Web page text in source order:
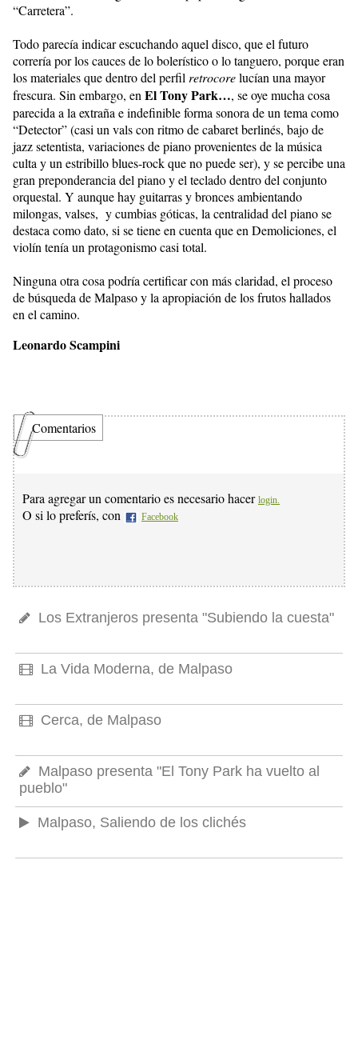
“Carretera”.
Todo parecía indicar escuchando aquel disco, que el futuro
correría por los cauces de lo bolerístico o lo tanguero, porque eran
los materiales que dentro del perfilretrocorelucían una mayor
frescura. Sin embargo, enElTonyPark…, se oye mucha cosa
parecida a la extraña e indefinible forma sonora de un tema como
“Detector” (casi un vals con ritmo de cabaret berlinés, bajo de
jazz setentista, variaciones de piano provenientes de la música
culta y un estribillo blues-rock que no puede ser), y se percibe una
gran preponderancia del piano y el teclado dentro del conjunto
orquestal. Y aunque hay guitarras y bronces ambientando
milongas, valses, y cumbias góticas, la centralidad del piano se
destaca como dato, si se tiene en cuenta que en Demoliciones, el
violín tenía un protagonismo casi total.
Ninguna otra cosa podría certificar con más claridad, el proceso
de búsqueda de Malpaso y la apropiación de los frutos hallados
en el camino.
Leonardo Scampini
Comentarios
Para agregar un comentario es necesario hacer login.
O si lo preferís, con Facebook
Los Extranjeros presenta "Subiendo la cuesta"
La Vida Moderna, de Malpaso
Cerca, de Malpaso
Malpaso presenta "El Tony Park ha vuelto al
pueblo"
Malpaso, Saliendo de los clichés